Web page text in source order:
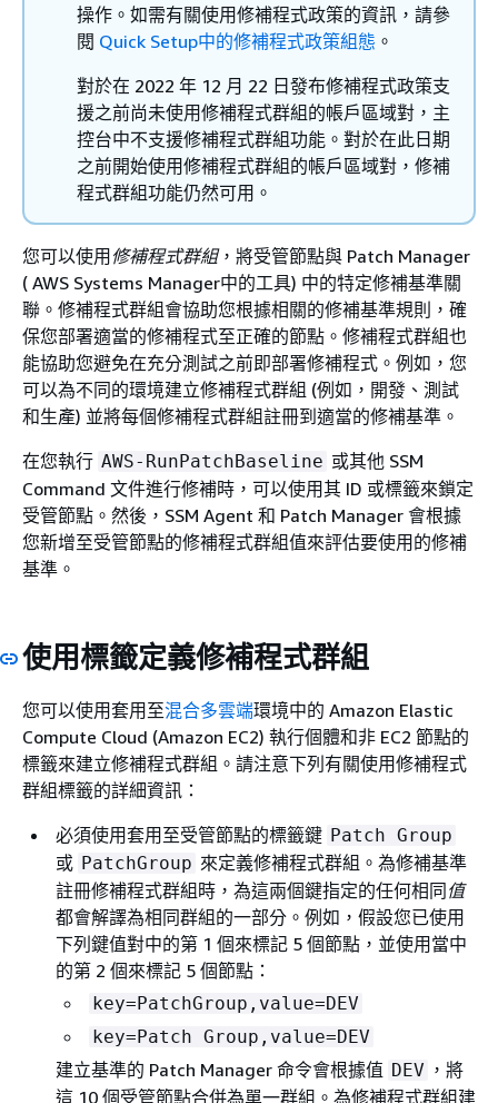
操作。如需有關使用修補程式政策的資訊，請參
閱 Quick Setup中的修補程式政策組態 。
對於在 2022 年 12 月 22 日發布修補程式政策支
援之前尚未使用修補程式群組的帳戶區域對，主
控台中不支援修補程式群組功能。對於在此日期
之前開始使用修補程式群組的帳戶區域對，修補
程式群組功能仍然可用。
您可以使用 修補程式群組，將受管節點與 Patch Manager
( AWS Systems Manager中的工具) 中的特定修補基準關
聯。修補程式群組會協助您根據相關的修補基準規則，確
保您部署適當的修補程式至正確的節點。修補程式群組也
能協助您避免在充分測試之前即部署修補程式。例如，您
可以為不同的環境建立修補程式群組 (例如，開發、測試
和生產) 並將每個修補程式群組註冊到適當的修補基準。
在您執行 AWS-RunPatchBaseline 或其他 SSM
Command 文件進行修補時，可以使用其 ID 或標籤來鎖定
受管節點。然後，SSM Agent 和 Patch Manager 會根據
您新增至受管節點的修補程式群組值來評估要使用的修補
基準。
使用標籤定義修補程式群組
您可以使用套用至混合多雲端環境中的 Amazon Elastic
Compute Cloud (Amazon EC2) 執行個體和非 EC2 節點的
標籤來建立修補程式群組。請注意下列有關使用修補程式
群組標籤的詳細資訊：
必須使用套用至受管節點的標籤鍵 Patch Group
或 PatchGroup 來定義修補程式群組。為修補基準
註冊修補程式群組時，為這兩個鍵指定的任何相同值
都會解譯為相同群組的一部分。例如，假設您已使用
下列鍵值對中的第 1 個來標記 5 個節點，並使用當中
的第 2 個來標記 5 個節點：
key=PatchGroup,value=DEV
key=Patch Group,value=DEV
建立基準的 Patch Manager 命令會根據值 DEV ，將
這 10 個受管節點合併為單一群組。為修補程式群組建